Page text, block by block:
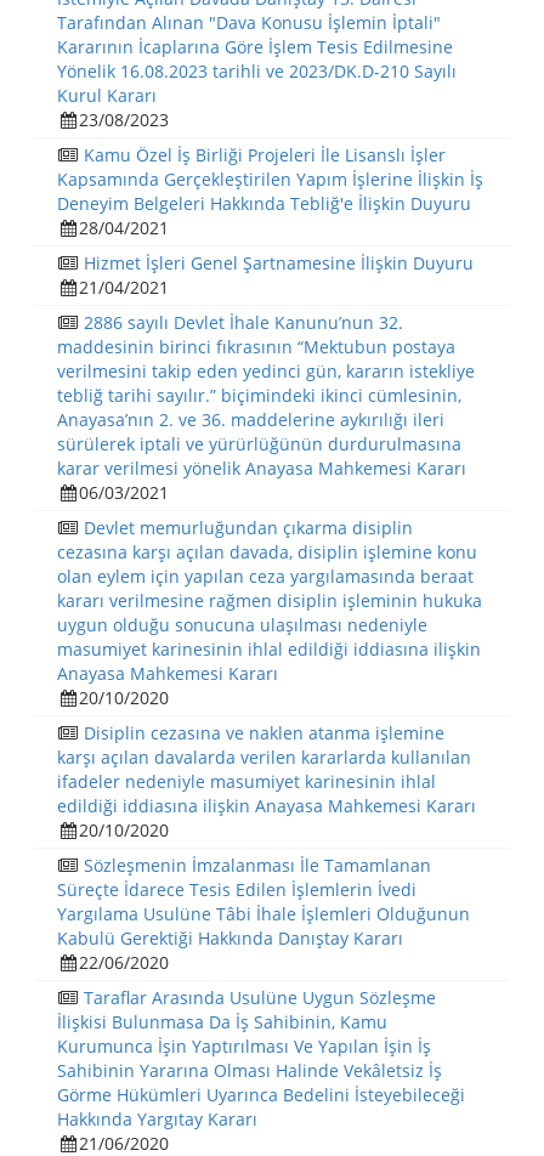
Tarafından Alınan "Dava Konusu İşlemin İptali"
Kararının İcaplarına Göre İşlem Tesis Edilmesine
Yönelik 16.08.2023 tarihli ve 2023/DK.D-210 Sayılı
Kurul Kararı
23/08/2023
Kamu Özel İş Birliği Projeleri İle Lisanslı İşler
Kapsamında Gerçekleştirilen Yapım İşlerine İlişkin İş
Deneyim Belgeleri Hakkında Tebliğ'e İlişkin Duyuru
28/04/2021
Hizmet İşleri Genel Şartnamesine İlişkin Duyuru
21/04/2021
2886 sayılı Devlet İhale Kanunu’nun 32.
maddesinin birinci fıkrasının “Mektubun postaya
verilmesini takip eden yedinci gün, kararın istekliye
tebliğ tarihi sayılır.” biçimindeki ikinci cümlesinin,
Anayasa’nın 2. ve 36. maddelerine aykırılığı ileri
sürülerek iptali ve yürürlüğünün durdurulmasına
karar verilmesi yönelik Anayasa Mahkemesi Kararı
06/03/2021
Devlet memurluğundan çıkarma disiplin
cezasına karşı açılan davada, disiplin işlemine konu
olan eylem için yapılan ceza yargılamasında beraat
kararı verilmesine rağmen disiplin işleminin hukuka
uygun olduğu sonucuna ulaşılması nedeniyle
masumiyet karinesinin ihlal edildiği iddiasına ilişkin
Anayasa Mahkemesi Kararı
20/10/2020
Disiplin cezasına ve naklen atanma işlemine
karşı açılan davalarda verilen kararlarda kullanılan
ifadeler nedeniyle masumiyet karinesinin ihlal
edildiği iddiasına ilişkin Anayasa Mahkemesi Kararı
20/10/2020
Sözleşmenin İmzalanması İle Tamamlanan
Süreçte İdarece Tesis Edilen İşlemlerin İvedi
Yargılama Usulüne Tâbi İhale İşlemleri Olduğunun
Kabulü Gerektiği Hakkında Danıştay Kararı
22/06/2020
Taraflar Arasında Usulüne Uygun Sözleşme
İlişkisi Bulunmasa Da İş Sahibinin, Kamu
Kurumunca İşin Yaptırılması Ve Yapılan İşin İş
Sahibinin Yararına Olması Halinde Vekâletsiz İş
Görme Hükümleri Uyarınca Bedelini İsteyebileceği
Hakkında Yargıtay Kararı
21/06/2020